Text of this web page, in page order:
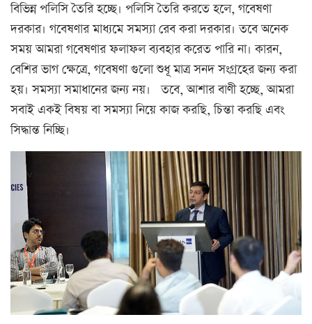
বিভিন্ন পলিসি তৈরি হচ্ছে। পলিসি তৈরি করতে হলে, গবেষণা
দরকার। গবেষণার মাধ্যমে সমস্যা রেব করা দরকার। তবে অনেক
সময় আমরা গবেষণার ফলাফল ব্যবহার করেত পারি না। কারন,
বেশির ভাগ ক্ষেত্রে, গবেষণা গুলো শুধূ মাত্র সনদ সংগ্রহের জন্য করা
হয়। সমস্যা সমাধানের জন্য নয়। তবে, আশার বাণী হচ্ছে, আমরা
সবাই একই বিষয় বা সমস্যা নিয়ে কাজ করছি, চিন্তা করছি এবং
সিদ্ধান্ত নিচ্ছি।